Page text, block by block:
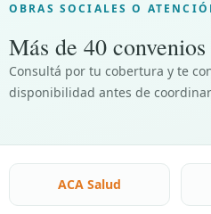
OBRAS SOCIALES O
Más de 40
Consultá por tu cobertura y te
disponibilidad antes de
ACA Salud